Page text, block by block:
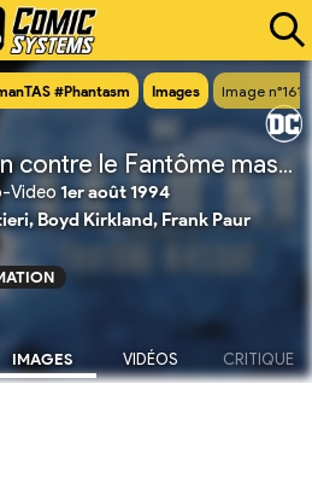
#Phantasm Images Image
Batman contre le Fantôme masqué
Video 1er août 1994
Boyd Kirkland, Frank Paur
IMAGES VIDÉOS CRITIQUE